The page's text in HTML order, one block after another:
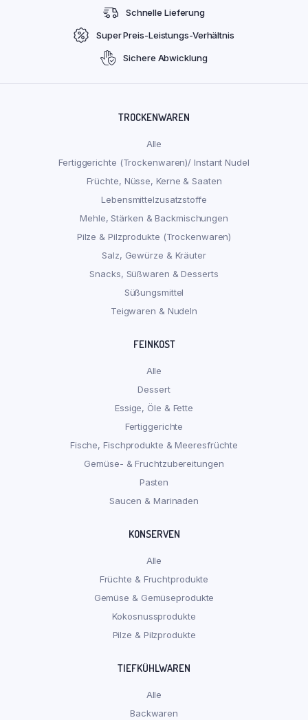
Schnelle Lieferung
Super Preis-Leistungs-Verhältnis
Sichere Abwicklung
TROCKENWAREN
Alle
Fertiggerichte (Trockenwaren)/ Instant Nudel
Früchte, Nüsse, Kerne & Saaten
Lebensmittelzusatzstoffe
Mehle, Stärken & Backmischungen
Pilze & Pilzprodukte (Trockenwaren)
Salz, Gewürze & Kräuter
Snacks, Süßwaren & Desserts
Süßungsmittel
Teigwaren & Nudeln
FEINKOST
Alle
Dessert
Essige, Öle & Fette
Fertiggerichte
Fische, Fischprodukte & Meeresfrüchte
Gemüse- & Fruchtzubereitungen
Pasten
Saucen & Marinaden
KONSERVEN
Alle
Früchte & Fruchtprodukte
Gemüse & Gemüseprodukte
Kokosnussprodukte
Pilze & Pilzprodukte
TIEFKÜHLWAREN
Alle
Backwaren